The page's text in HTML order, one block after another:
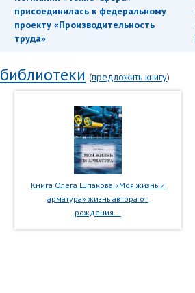
присоединилась к федеральному
проекту «Производительность
труда»
(предложить книгу)
Книга Олега Шпакова «Моя жизнь и
арматура» жизнь автора от
рождения...